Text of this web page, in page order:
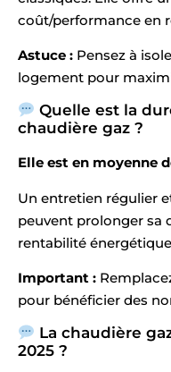
coût/performance en
Astuce : Pensez à
logement pour
Quelle est la
chaudière gaz ?
Elle est en moyenne
Un entretien régulier
peuvent prolonger sa
rentabilité
Important :
pour bénéficier des
La chaudière
2025 ?